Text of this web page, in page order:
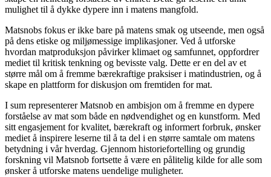
mulighet til å dykke dypere inn i matens mangfold.
Matsnobs fokus er ikke bare på matens smak og utseende, men også
på dens etiske og miljømessige implikasjoner. Ved å utforske
hvordan matproduksjon påvirker klimaet og samfunnet, oppfordrer
mediet til kritisk tenkning og bevisste valg. Dette er en del av et
større mål om å fremme bærekraftige praksiser i matindustrien, og å
skape en plattform for diskusjon om fremtiden for mat.
I sum representerer Matsnob en ambisjon om å fremme en dypere
forståelse av mat som både en nødvendighet og en kunstform. Med
sitt engasjement for kvalitet, bærekraft og informert forbruk, ønsker
mediet å inspirere leserne til å ta del i en større samtale om matens
betydning i vår hverdag. Gjennom historiefortelling og grundig
forskning vil Matsnob fortsette å være en pålitelig kilde for alle som
ønsker å utforske matens uendelige muligheter.